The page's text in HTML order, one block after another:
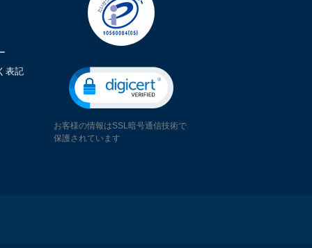
表記
お客様の情報はSSL暗号通信技術で
保護されています